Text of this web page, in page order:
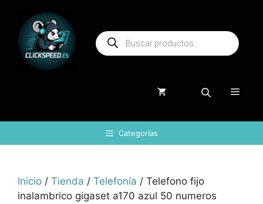
contenido
Búsqueda
de
productos
Menú
Categorías
Inicio / Tienda / Telefonía / Telefono fijo
inalambrico gigaset a170 azul 50 numeros